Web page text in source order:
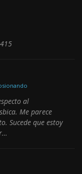
al
Me parece
Sucede que estoy